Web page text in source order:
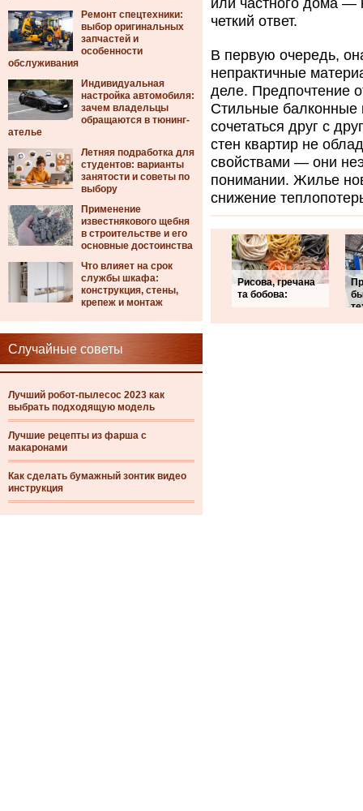
Ремонт спецтехники:
выбор оригинальных
запчастей и
особенности
обслуживания
Индивидуальная
настройка автомобиля:
зачем владельцы
обращаются в тюнинг-
ателье
Летняя подработка для
студентов: варианты
занятости и советы по
выбору
Применение
известнякового щебня
в строительстве и его
основные достоинства
Что влияет на срок
службы шкафа:
конструкция, стены,
крепеж и монтаж
Случайные советы
Лучший робот-пылесос 2023 как
выбрать подходящую модель
Лучшие рецепты из фарша с
макаронами
Как сделать бумажный зонтик видео
инструкция
или частного дома —
четкий ответ.
В первую очередь,
непрактичные
деле. Предпочтение
Стильные балконные
сочетаться друг с
стен квартир не
свойствами — они
понимании. Жилье
снижение
Рисова, гречана
та бобова: